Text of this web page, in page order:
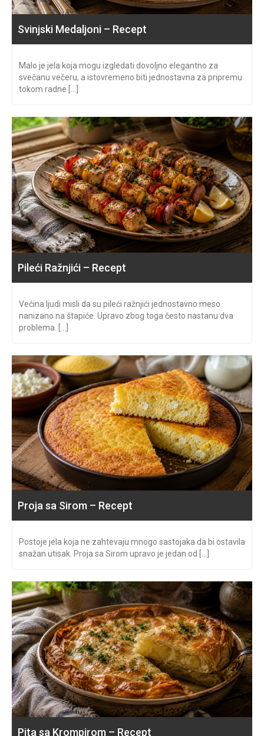
Svinjski Medaljoni – Recept
Malo je jela koja mogu izgledati dovoljno elegantno za
svečanu večeru, a istovremeno biti jednostavna za pripremu
tokom radne [...]
Pileći Ražnjići – Recept
Većina ljudi misli da su pileći ražnjići jednostavno meso
nanizano na štapiće. Upravo zbog toga često nastanu dva
problema. [...]
Proja sa Sirom – Recept
Postoje jela koja ne zahtevaju mnogo sastojaka da bi ostavila
snažan utisak. Proja sa Sirom upravo je jedan od [...]
Pita sa Krompirom – Recept